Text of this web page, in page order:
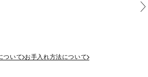
ついて お手入れ方法について